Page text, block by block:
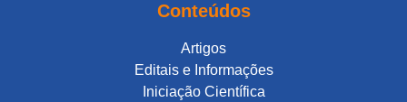
Conteúdos
Artigos
Editais e Informações
Iniciação Científica